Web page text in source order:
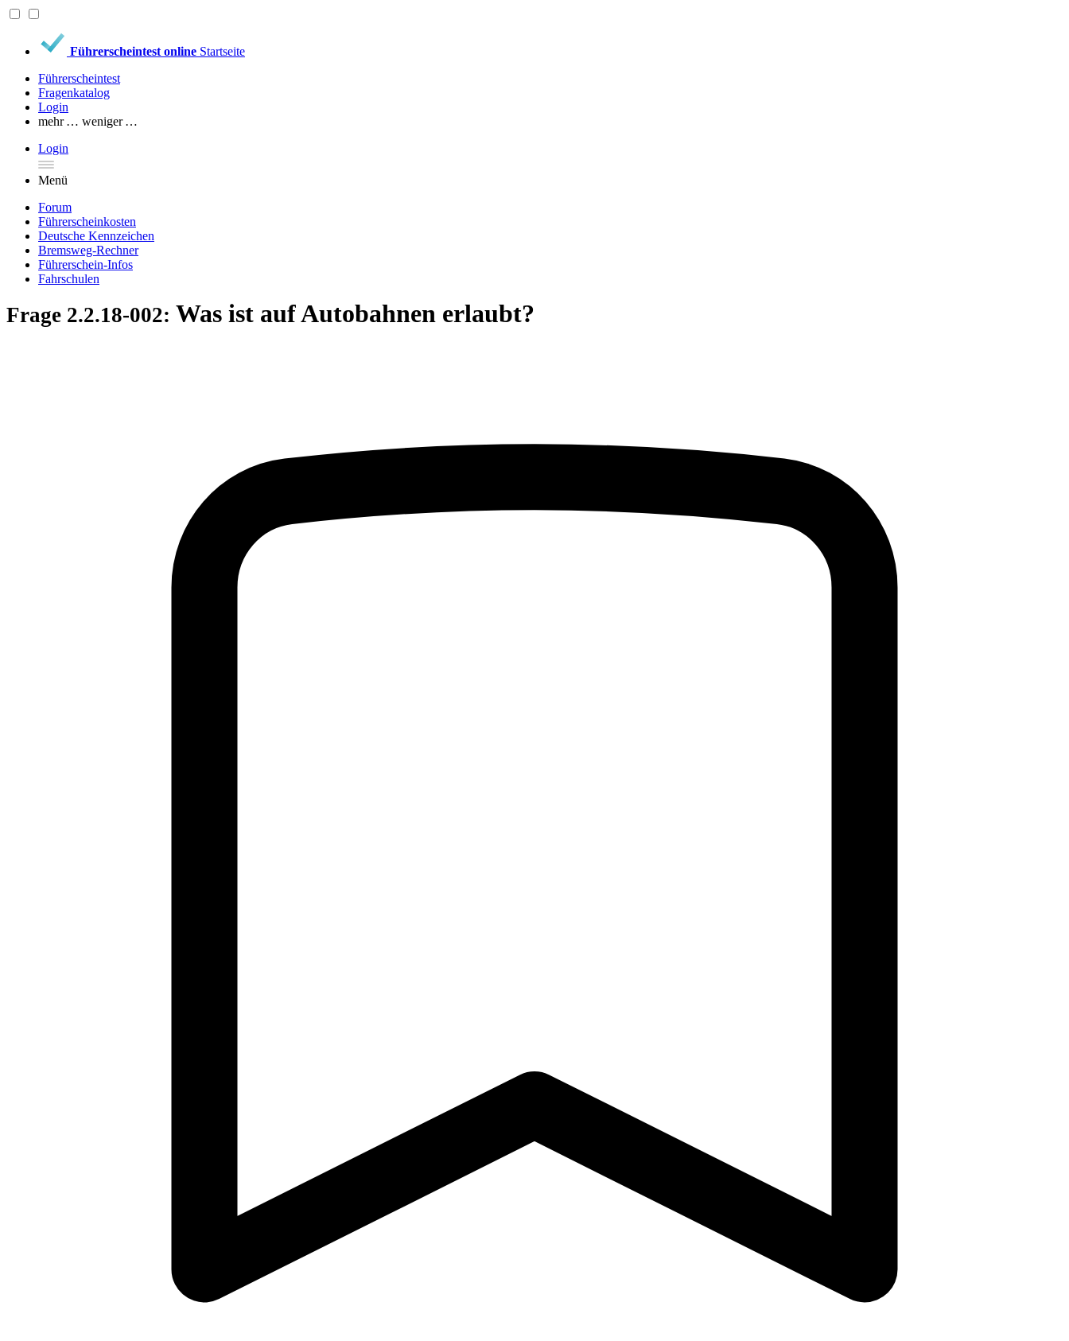
Führerscheintest online Startseite
Führerscheintest
Fragenkatalog
Login
mehr … weniger …
Login
Menü
Forum
Führerscheinkosten
Deutsche Kennzeichen
Bremsweg-Rechner
Führerschein-Infos
Fahrschulen
Frage 2.2.18-002: Was ist auf Autobahnen erlaubt?